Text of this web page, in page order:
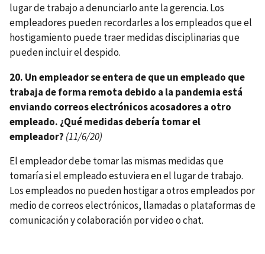
lugar de trabajo a denunciarlo ante la gerencia. Los
empleadores pueden recordarles a los empleados que el
hostigamiento puede traer medidas disciplinarias que
pueden incluir el despido.
20. Un empleador se entera de que un empleado que
trabaja de forma remota debido a la pandemia está
enviando correos electrónicos acosadores a otro
empleado. ¿Qué medidas debería tomar el
empleador? (11/6/20)
El empleador debe tomar las mismas medidas que
tomaría si el empleado estuviera en el lugar de trabajo.
Los empleados no pueden hostigar a otros empleados por
medio de correos electrónicos, llamadas o plataformas de
comunicación y colaboración por video o chat.